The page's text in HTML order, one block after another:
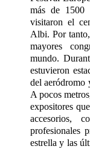
más de 1500
visitaron el
Albi. Por
mayores
mundo.
estuvieron
del aeródromo
A pocos
expositores
accesorios,
profesionales
estrella y las